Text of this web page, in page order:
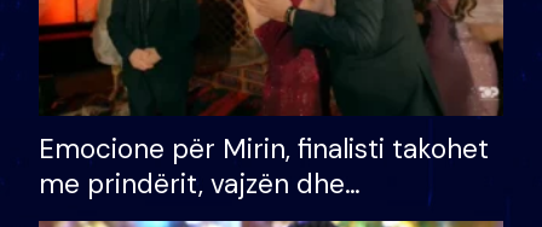
Emocione për Mirin, finalisti takohet
me prindërit, vajzën dhe
bashkëshorten: S’kemi ndonjë letër